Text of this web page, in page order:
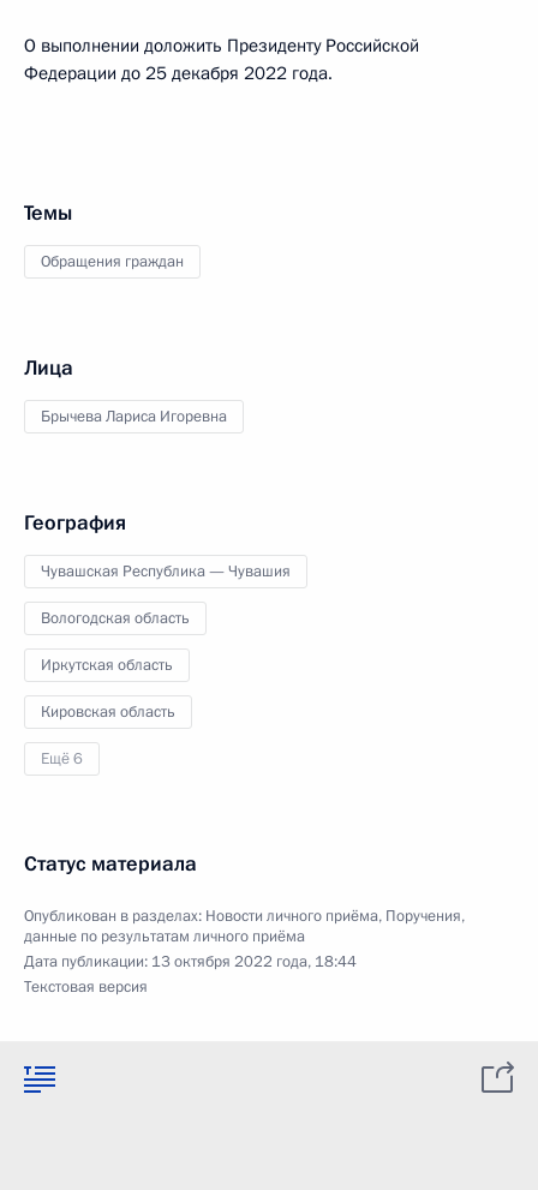
О выполнении доложить Президенту Российской
Федерации до 25 декабря 2022 года.
Темы
Обращения граждан
Лица
Брычева Лариса Игоревна
География
Чувашская Республика — Чувашия
Вологодская область
Иркутская область
Кировская область
Ещё 6
Статус материала
Опубликован в разделах: Новости личного приёма, Поручения,
данные по результатам личного приёма
Дата публикации: 13 октября 2022 года, 18:44
Текстовая версия